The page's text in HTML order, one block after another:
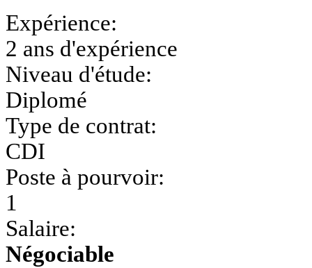
Expérience:
2 ans d'expérience
Niveau d'étude:
Diplomé
Type de contrat:
CDI
Poste à pourvoir:
1
Salaire:
Négociable